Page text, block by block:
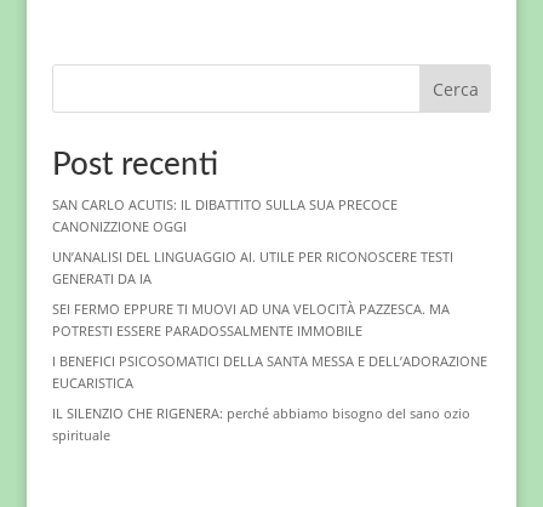
Cerca
Post recenti
SAN CARLO ACUTIS: IL DIBATTITO SULLA SUA PRECOCE
CANONIZZIONE OGGI
UN’ANALISI DEL LINGUAGGIO AI. UTILE PER RICONOSCERE TESTI
GENERATI DA IA
SEI FERMO EPPURE TI MUOVI AD UNA VELOCITÀ PAZZESCA. MA
POTRESTI ESSERE PARADOSSALMENTE IMMOBILE
I BENEFICI PSICOSOMATICI DELLA SANTA MESSA E DELL’ADORAZIONE
EUCARISTICA
IL SILENZIO CHE RIGENERA: perché abbiamo bisogno del sano ozio
spirituale